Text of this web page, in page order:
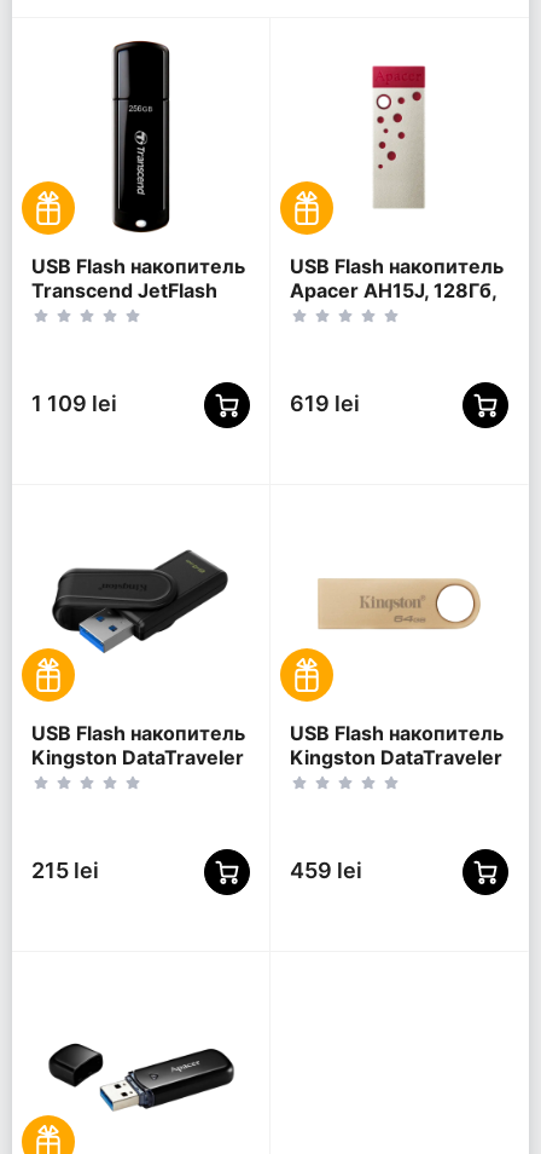
USB Flash накопитель
Transcend JetFlash
700, 256Гб, Чёрный
1 109 lei
USB Flash накопитель
Apacer AH15J, 128Гб,
Красный
619 lei
USB Flash накопитель
Kingston DataTraveler
Exodia S, 64Гб,
215 lei
USB Flash накопитель
Kingston DataTraveler
SE9 G3, 64Гб,
459 lei